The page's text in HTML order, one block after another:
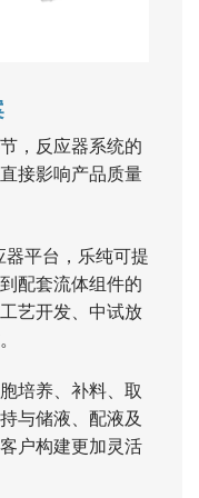
，反应器系统的
接影响产品质量
平台，乐纯可提
配套流体组件的
艺开发、中试放
培养、补料、取
与储液、配液及
户构建更加灵活